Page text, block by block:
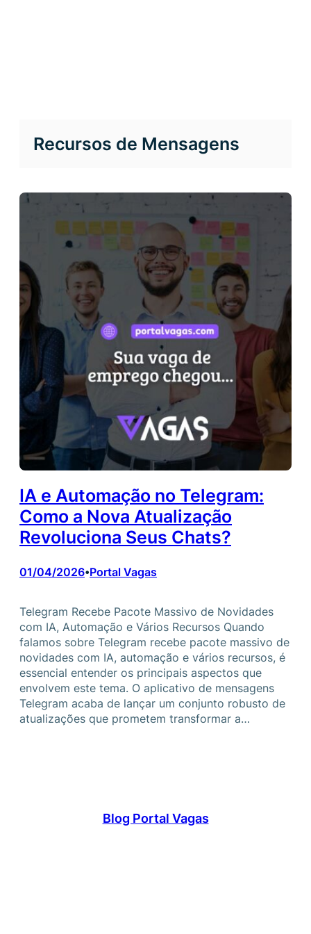
Recursos de Mensagens
IA e Automação no Telegram:
Como a Nova Atualização
Revoluciona Seus Chats?
01/04/2026•Portal Vagas
Telegram Recebe Pacote Massivo de Novidades
com IA, Automação e Vários Recursos Quando
falamos sobre Telegram recebe pacote massivo de
novidades com IA, automação e vários recursos, é
essencial entender os principais aspectos que
envolvem este tema. O aplicativo de mensagens
Telegram acaba de lançar um conjunto robusto de
atualizações que prometem transformar a…
Blog Portal Vagas